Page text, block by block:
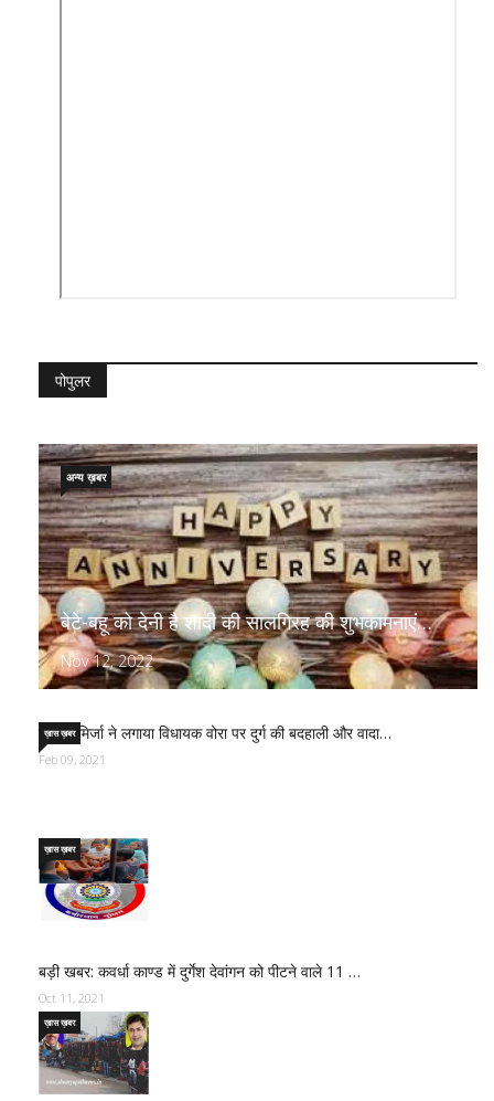
पोपुलर
बेटे-बहू को देनी है शादी की सालगिरह की शुभकामनाएं…
Nov 12, 2022
अन्य ख़बर
साजिद मिर्जा ने लगाया विधायक वोरा पर दुर्ग की बदहाली और वादा…
ख़ास ख़बर
Feb 09, 2021
बड़ी खबर: कवर्धा काण्ड में दुर्गेश देवांगन को पीटने वाले 11 …
ख़ास ख़बर
Oct 11, 2021
ख़ास ख़बर